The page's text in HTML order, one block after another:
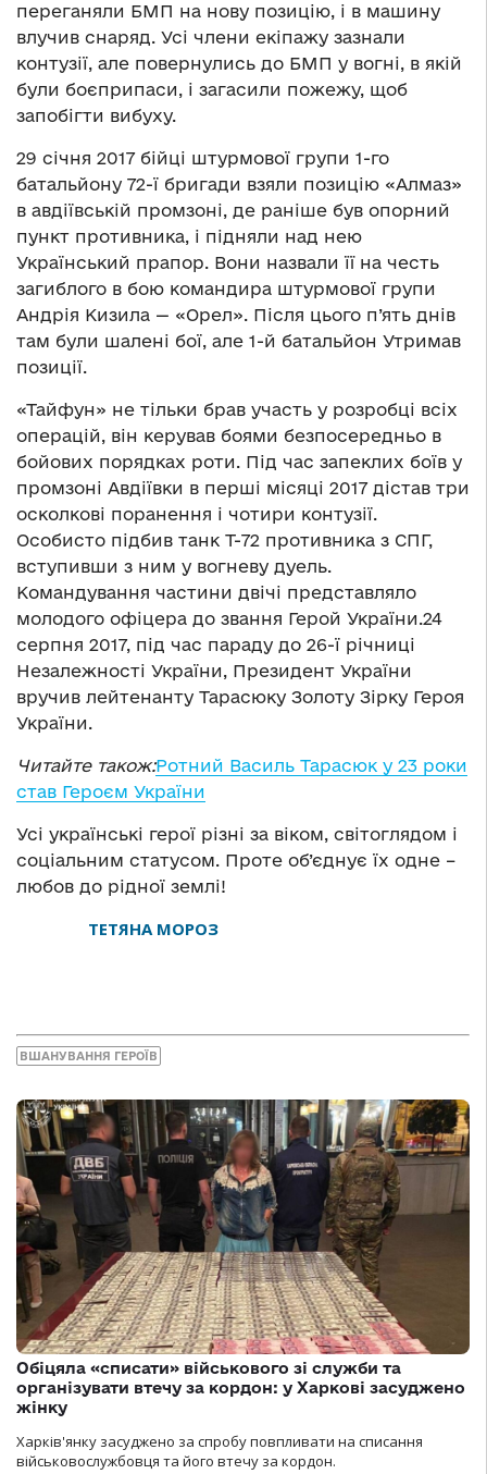
переганяли БМП на нову позицію, і в машину
влучив снаряд. Усі члени екіпажу зазнали
контузії, але повернулись до БМП у вогні, в якій
були боєприпаси, і загасили пожежу, щоб
запобігти вибуху.
29 січня 2017 бійці штурмової групи 1-го
батальйону 72-ї бригади взяли позицію «Алмаз»
в авдіївській промзоні, де раніше був опорний
пункт противника, і підняли над нею
Український прапор. Вони назвали її на честь
загиблого в бою командира штурмової групи
Андрія Кизила — «Орел». Після цього п’ять днів
там були шалені бої, але 1-й батальйон Утримав
позиції.
«Тайфун» не тільки брав участь у розробці всіх
операцій, він керував боями безпосередньо в
бойових порядках роти. Під час запеклих боїв у
промзоні Авдіївки в перші місяці 2017 дістав три
осколкові поранення і чотири контузії.
Особисто підбив танк Т-72 противника з СПГ,
вступивши з ним у вогневу дуель.
Командування частини двічі представляло
молодого офіцера до звання Герой України.24
серпня 2017, під час параду до 26-ї річниці
Незалежності України, Президент України
вручив лейтенанту Тарасюку Золоту Зірку Героя
України.
Читайте також:Ротний Василь Тарасюк у 23 роки
став Героєм України
Усі українські герої різні за віком, світоглядом і
соціальним статусом. Проте об’єднує їх одне –
любов до рідної землі!
ТЕТЯНА МОРОЗ
ВШАНУВАННЯ ГЕРОЇВ
Обіцяла «списати» військового зі служби та
організувати втечу за кордон: у Харкові засуджено
жінку
Харків'янку засуджено за спробу повпливати на списання
військовослужбовця та його втечу за кордон.